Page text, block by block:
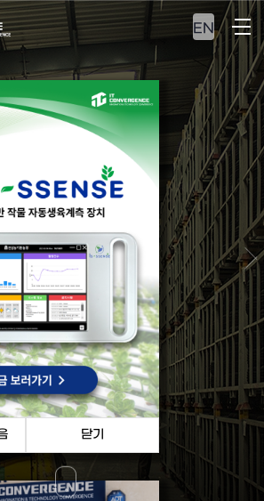
EN
적의 자원관리 및
생산관리 솔루션을
만나보십시오.
VIEW MORE